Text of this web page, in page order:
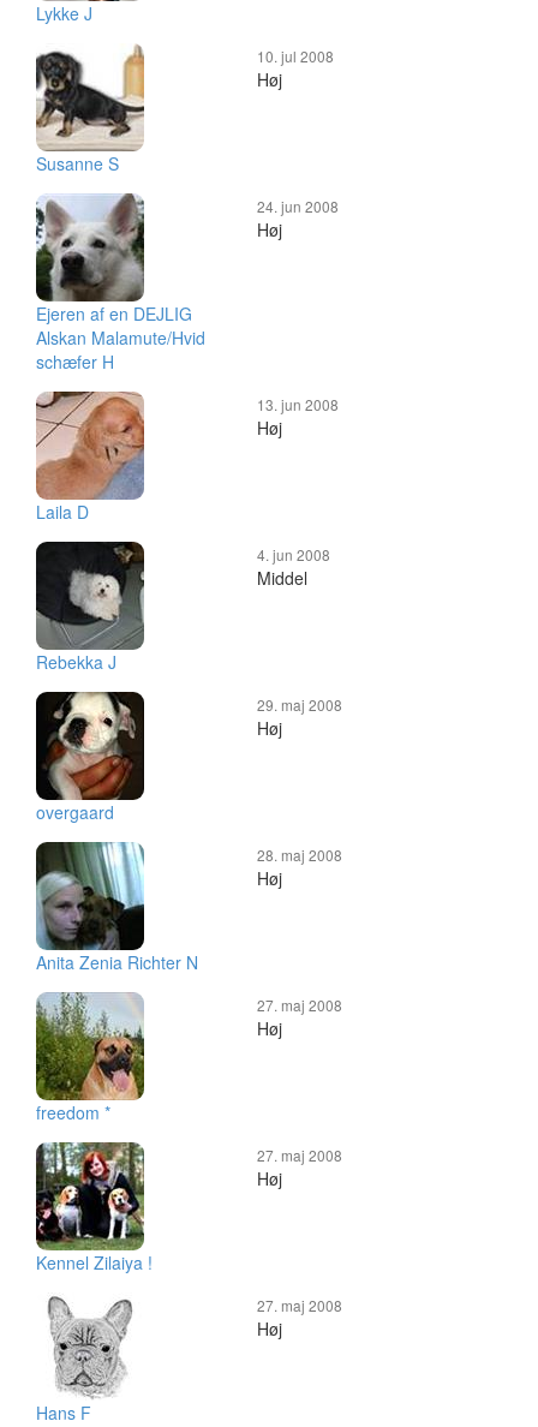
Lykke J
Susanne S
10. jul 2008
Høj
Ejeren af en DEJLIG
Alskan Malamute/Hvid
schæfer H
24. jun 2008
Høj
Laila D
13. jun 2008
Høj
Rebekka J
4. jun 2008
Middel
overgaard
29. maj 2008
Høj
Anita Zenia Richter N
28. maj 2008
Høj
freedom *
27. maj 2008
Høj
Kennel Zilaiya !
27. maj 2008
Høj
Hans F
27. maj 2008
Høj